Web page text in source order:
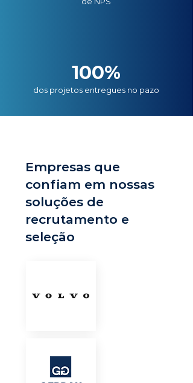
100%
dos projetos entregues no pazo
Empresas que
confiam em nossas
soluções de
recrutamento e
seleção